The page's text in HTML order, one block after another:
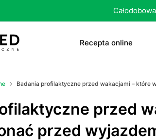
Recepta online
Tabletka „dzień po”
Badania profilaktyczne przed wakacjami – które
przed
przed